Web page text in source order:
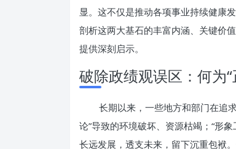
显。这不仅是推动各项事业持续健康
剖析这两大基石的丰富内涵、关键价
提供深刻启示。
破除政绩观误区：何为“
长期以来，一些地方和部门在追
论”导致的环境破坏、资源枯竭；“形
长远发展，透支未来，留下沉重包袱